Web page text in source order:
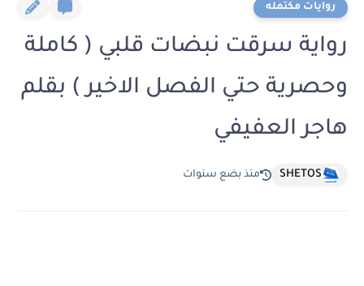
روايات مكتمله
رواية سرقت نبضات قلبي ( كاملة
وحصرية حتي الفصل الاخير ) بقلم
هاجر العفيفي
SHETOS منذ بضع سنوات